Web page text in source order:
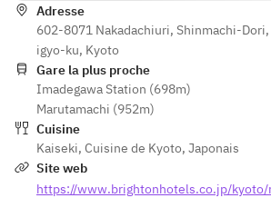
吸物
・
デザー
ト
Adresse
602-8071 Nakadachiuri, Shinmachi-Dori,
igyo-ku, Kyoto
Gare la plus proche
Imadegawa Station (698m)
Marutamachi (952m)
Cuisine
Kaiseki, Cuisine de Kyoto, Japonais
Site web
https://www.brightonhotels.co.jp/kyoto/